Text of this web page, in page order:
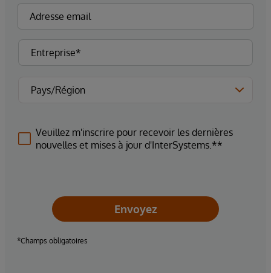
Veuillez m'inscrire pour recevoir les dernières
nouvelles et mises à jour d'InterSystems.**
Envoyez
*Champs obligatoires